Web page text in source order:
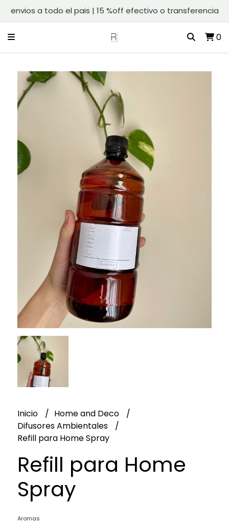
envios a todo el pais | 15 %off efectivo o transferencia
0
Inicio
Home and Deco
Difusores Ambientales
Refill para Home Spray
Refill para Home
Spray
Aromas